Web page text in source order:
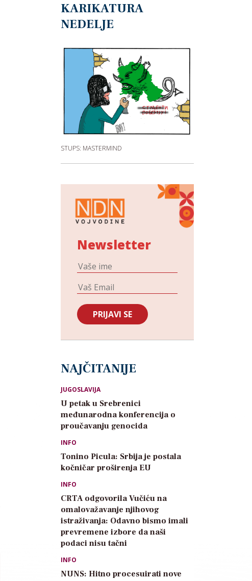
KARIKATURA
NEDELJE
STUPS: MASTERMIND
Newsletter
NAJČITANIJE
JUGOSLAVIJA
U petak u Srebrenici
međunarodna konferencija o
proučavanju genocida
INFO
Tonino Picula: Srbija je postala
kočničar proširenja EU
INFO
CRTA odgovorila Vučiću na
omalovažavanje njihovog
istraživanja: Odavno bismo imali
prevremene izbore da naši
podaci nisu tačni
INFO
NUNS: Hitno procesuirati nove